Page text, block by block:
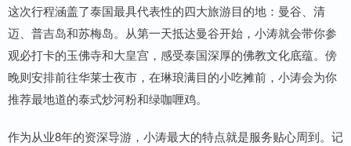
这次行程涵盖了泰国最具代表性的四大旅游目的地：曼谷、清
迈、普吉岛和苏梅岛。从第一天抵达曼谷开始，小涛就会带你参
观必打卡的玉佛寺和大皇宫，感受泰国深厚的佛教文化底蕴。傍
晚则安排前往华莱士夜市，在琳琅满目的小吃摊前，小涛会为你
推荐最地道的泰式炒河粉和绿咖喱鸡。
作为从业8年的资深导游，小涛最大的特点就是服务贴心周到。记